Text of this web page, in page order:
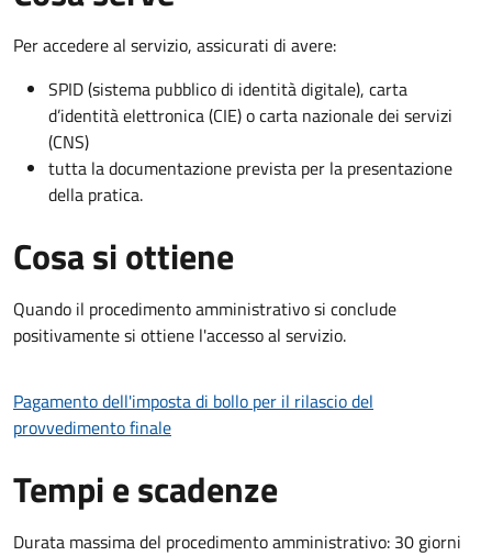
Per accedere al servizio, assicurati di avere:
SPID (sistema pubblico di identità digitale), carta
d’identità elettronica (CIE) o carta nazionale dei servizi
(CNS)
tutta la documentazione prevista per la presentazione
della pratica.
Cosa si ottiene
Quando il procedimento amministrativo si conclude
positivamente si ottiene l'accesso al servizio.
Pagamento dell'imposta di bollo per il rilascio del
provvedimento finale
Tempi e scadenze
Durata massima del procedimento amministrativo: 30 giorni